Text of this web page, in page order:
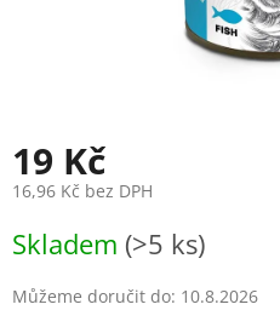
19 Kč
16,96 Kč bez DPH
cena:
Skladem (>5 ks)
Můžeme doručit do: 10.8.2026